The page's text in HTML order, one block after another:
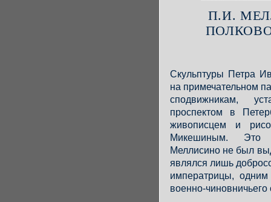
П.И.
Скульптуры Петра
на примечательном
сподвижникам,
проспектом в
живописцем и
Микешиным. Это
Меллисино не был
являлся лишь
императрицы, одним
военно-